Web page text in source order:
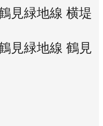
見緑地線 横堤
見緑地線 鶴見